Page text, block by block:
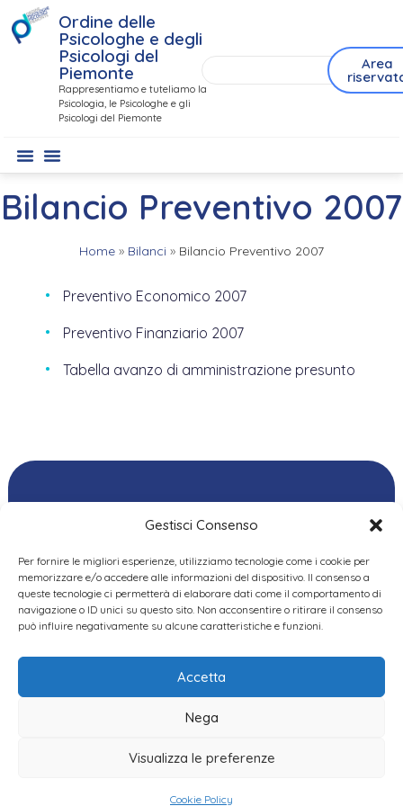
Gestisci Consenso
Per fornire le migliori esperienze, utilizziamo tecnologie come i cookie per
memorizzare e/o accedere alle informazioni del dispositivo. Il consenso a
queste tecnologie ci permetterà di elaborare dati come il comportamento di
navigazione o ID unici su questo sito. Non acconsentire o ritirare il consenso
può influire negativamente su alcune caratteristiche e funzioni.
Accetta
Nega
Visualizza le preferenze
Cookie Policy
Ordine delle
Psicologhe e degli
Psicologi del
Piemonte
Rappresentiamo e tuteliamo la
Psicologia, le Psicologhe e gli
Psicologi del Piemonte
Area
Bilancio Preventivo 2007
Home » Bilanci » Bilancio Preventivo 2007
Preventivo Economico 2007
Preventivo Finanziario 2007
Tabella avanzo di amministrazione presunto
Privacy Policy|Cookie
Policy|Dichiarazione
Ordine delle
Psicologhe e degli
Psicologi del Piemonte
VIA GIANNONE 8A – 10121
TEL: